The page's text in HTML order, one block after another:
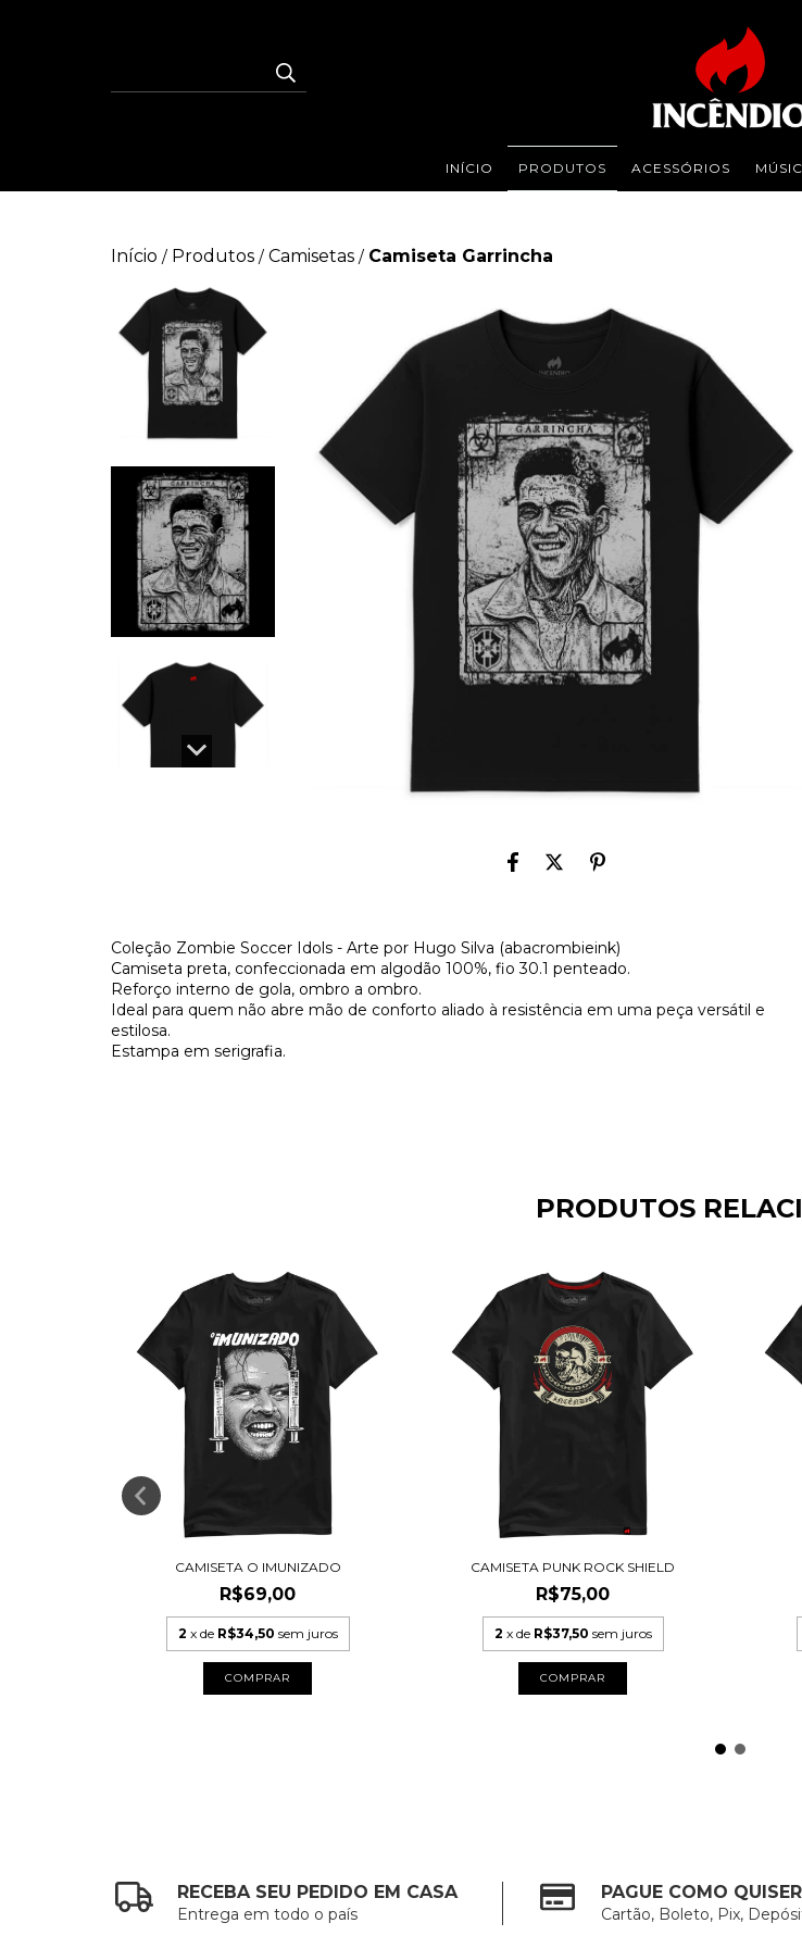
INÍCIO PRODUTOS ACESSÓRIOS
Início / Produtos / Camisetas / Camiseta Garrincha
Coleção Zombie Soccer Idols - Arte por Hugo Silva (abacrombieink)
Camiseta preta, confeccionada em algodão 100%, fio 30.1 penteado.
Reforço interno de gola, ombro a ombro.
Ideal para quem não abre mão de conforto aliado à resistência em uma peça versátil e
estilosa.
Estampa em serigrafia.
PRODUTOS
CAMISETA O IMUNIZADO
R$69,00
2 x de R$34,50 sem juros
COMPRAR
CAMISETA PUNK ROCK SHIELD
R$75,00
2 x de R$37,50 sem juros
COMPRAR
RECEBA SEU PEDIDO EM CASA
Entrega em todo o país
PAGUE COMO QUISER
Cartão, Boleto, Pix,